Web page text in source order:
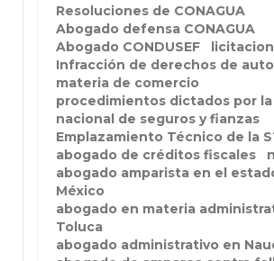
Resoluciones de CONAGUA
Abogado defensa CONAGUA
Abogado CONDUSEF
Infracción de derechos de
materia de comercio
procedimientos dictados por
nacional de seguros y fianzas
Emplazamiento Técnico de la
abogado de créditos fiscales
abogado amparista en el
México
abogado en materia
Toluca
abogado administrativo en